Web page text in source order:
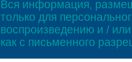
Вся информация,
только для
воспроизведению и /
как с письменного